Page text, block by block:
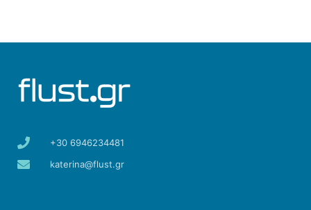
+30 6946234481
katerina@flust.gr